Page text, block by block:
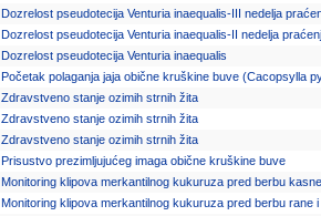
Dozrelost pseudotecija Venturia inaequalis-III nedelja
Dozrelost pseudotecija Venturia inaequalis-II nedelja
Dozrelost pseudotecija Venturia inaequalis
Početak polaganja jaja obične kruškine buve (Cacopsylla
Zdravstveno stanje ozimih strnih žita
Zdravstveno stanje ozimih strnih žita
Zdravstveno stanje ozimih strnih žita
Prisustvo prezimljujućeg imaga obične kruškine buve
Monitoring klipova merkantilnog kukuruza pred berbu
Monitoring klipova merkantilnog kukuruza pred berbu rane